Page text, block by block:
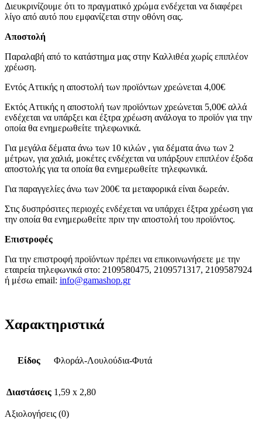
Διευκρινίζουμε ότι το πραγματικό χρώμα ενδέχεται να διαφέρει
λίγο από αυτό που εμφανίζεται στην οθόνη σας.
Αποστολή
Παραλαβή από το κατάστημα μας στην Καλλιθέα χωρίς επιπλέον
χρέωση.
Εντός Αττικής η αποστολή των προϊόντων χρεώνεται 4,00€
Εκτός Αττικής η αποστολή των προϊόντων χρεώνεται 5,00€ αλλά
ενδέχεται να υπάρξει και έξτρα χρέωση ανάλογα το προϊόν για την
οποία θα ενημερωθείτε τηλεφωνικά.
Για μεγάλα δέματα άνω των 10 κιλών , για δέματα άνω των 2
μέτρων, για χαλιά, μοκέτες ενδέχεται να υπάρξουν επιπλέον έξοδα
αποστολής για τα οποία θα ενημερωθείτε τηλεφωνικά.
Για παραγγελίες άνω των 200€ τα μεταφορικά είναι δωρεάν.
Στις δυσπρόσιτες περιοχές ενδέχεται να υπάρχει έξτρα χρέωση για
την οποία θα ενημερωθείτε πριν την αποστολή του προϊόντος.
Επιστροφές
Για την επιστροφή προϊόντων πρέπει να επικοινωνήσετε με την
εταιρεία τηλεφωνικά στο: 2109580475, 2109571317, 2109587924
ή μέσω email: info@gamashop.gr
Χαρακτηριστικά
Είδος Φλοράλ-Λουλούδια-Φυτά
Διαστάσεις 1,59 x 2,80
Αξιολογήσεις (0)